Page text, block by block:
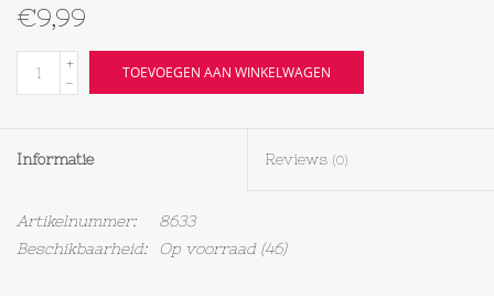
Textiel
Olieflessen
€9,99
+
-
TOEVOEGEN AAN WINKELWAGEN
Informatie Reviews (0)
Artikelnummer:
8633
Beschikbaarheid:
Op voorraad(46)